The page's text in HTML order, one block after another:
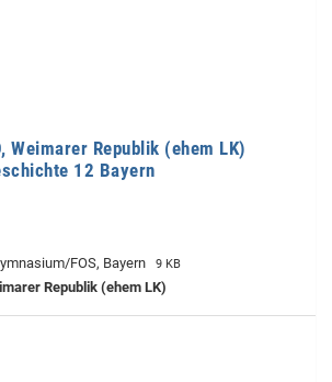
Weimarer Republik (ehem LK)
12 Bayern
FOS, Bayern 9 KB
Republik (ehem LK)